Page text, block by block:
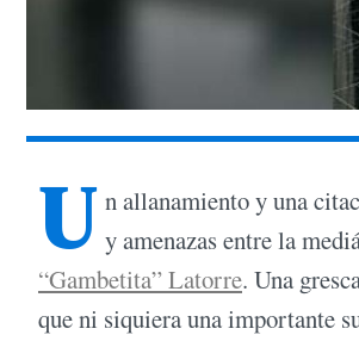
U n allanamiento y una
y amenazas entre la
“Gambetita” Latorre. Una
que ni siquiera una importante